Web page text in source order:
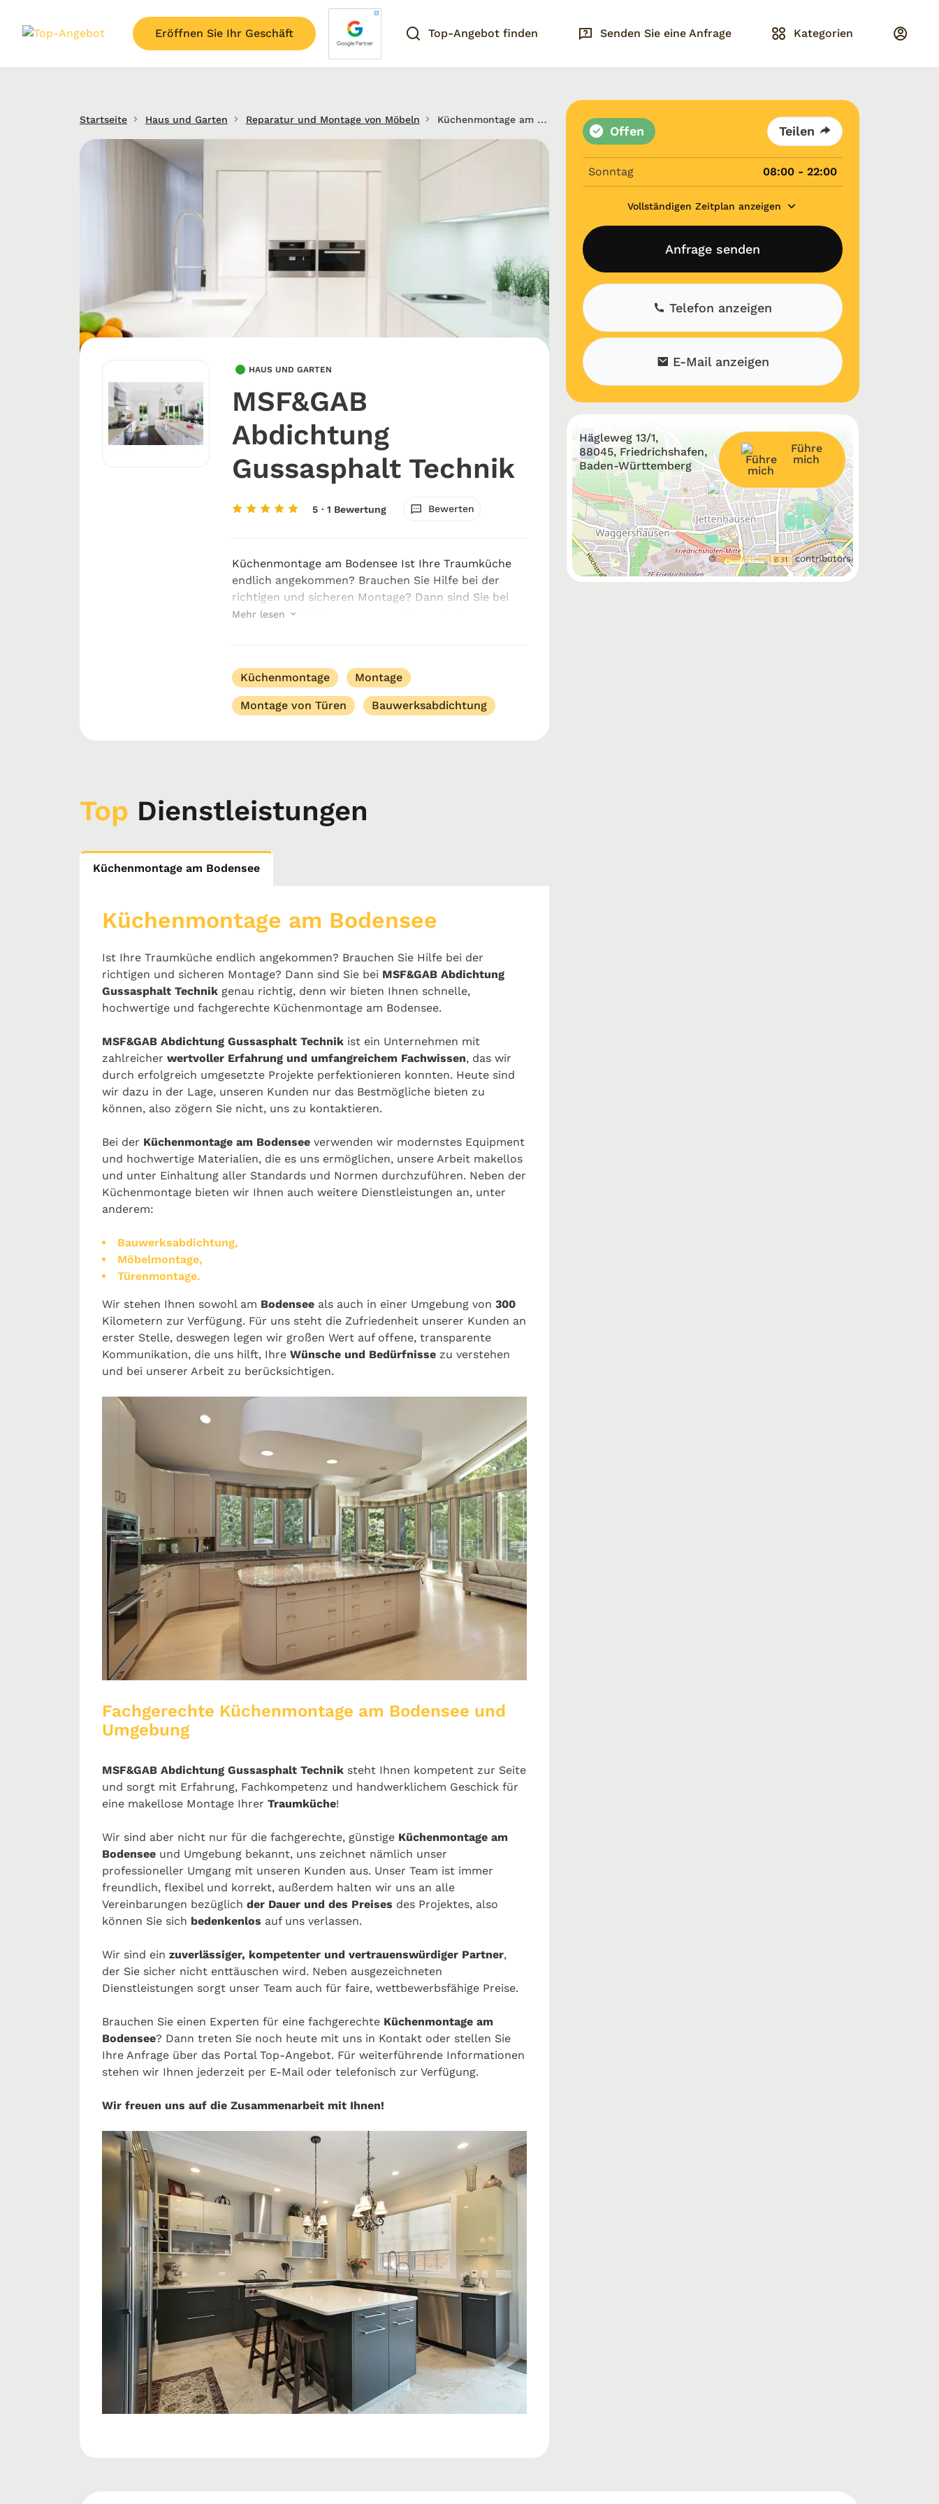
Eröffnen Sie Ihr Geschäft Top-Angebot finden Senden Sie eine Anfrage Kategorien
Startseite Haus und Garten Reparatur und Montage von Möbeln Küchenmontage am Bodensee
HAUS UND GARTEN
MSF&GAB
Abdichtung
Gussasphalt Technik
5 · 1 Bewertung Bewerten
Küchenmontage am Bodensee Ist Ihre Traumküche
endlich angekommen? Brauchen Sie Hilfe bei der
richtigen und sicheren Montage? Dann sind Sie bei
MSF&GAB Abdichtung Gussasphalt Technik genau
Mehr lesen
Küchenmontage Montage
Montage von Türen Bauwerksabdichtung
Offen Teilen
Sonntag 08:00 - 22:00
Vollständigen Zeitplan anzeigen
Anfrage senden
Telefon anzeigen
E-Mail anzeigen
+
−
©OpenStreetMapcontributors
Hägleweg 13/1,
88045, Friedrichshafen,
Baden-Württemberg
Führe
mich
Top Dienstleistungen
Küchenmontage am Bodensee
Küchenmontage am Bodensee
Ist Ihre Traumküche endlich angekommen? Brauchen Sie Hilfe bei der
richtigen und sicheren Montage? Dann sind Sie bei MSF&GAB Abdichtung
Gussasphalt Technik genau richtig, denn wir bieten Ihnen schnelle,
hochwertige und fachgerechte Küchenmontage am Bodensee.
MSF&GAB Abdichtung Gussasphalt Technik ist ein Unternehmen mit
zahlreicher wertvoller Erfahrung und umfangreichem Fachwissen, das wir
durch erfolgreich umgesetzte Projekte perfektionieren konnten. Heute sind
wir dazu in der Lage, unseren Kunden nur das Bestmögliche bieten zu
können, also zögern Sie nicht, uns zu kontaktieren.
Bei der Küchenmontage am Bodensee verwenden wir modernstes Equipment
und hochwertige Materialien, die es uns ermöglichen, unsere Arbeit makellos
und unter Einhaltung aller Standards und Normen durchzuführen. Neben der
Küchenmontage bieten wir Ihnen auch weitere Dienstleistungen an, unter
anderem:
Bauwerksabdichtung,
Möbelmontage,
Türenmontage.
Wir stehen Ihnen sowohl am Bodensee als auch in einer Umgebung von 300
Kilometern zur Verfügung. Für uns steht die Zufriedenheit unserer Kunden an
erster Stelle, deswegen legen wir großen Wert auf offene, transparente
Kommunikation, die uns hilft, Ihre Wünsche und Bedürfnisse zu verstehen
und bei unserer Arbeit zu berücksichtigen.
Fachgerechte Küchenmontage am Bodensee und
Umgebung
MSF&GAB Abdichtung Gussasphalt Technik steht Ihnen kompetent zur Seite
und sorgt mit Erfahrung, Fachkompetenz und handwerklichem Geschick für
eine makellose Montage Ihrer Traumküche!
Wir sind aber nicht nur für die fachgerechte, günstige Küchenmontage am
Bodensee und Umgebung bekannt, uns zeichnet nämlich unser
professioneller Umgang mit unseren Kunden aus. Unser Team ist immer
freundlich, flexibel und korrekt, außerdem halten wir uns an alle
Vereinbarungen bezüglich der Dauer und des Preises des Projektes, also
können Sie sich bedenkenlos auf uns verlassen.
Wir sind ein zuverlässiger, kompetenter und vertrauenswürdiger Partner,
der Sie sicher nicht enttäuschen wird. Neben ausgezeichneten
Dienstleistungen sorgt unser Team auch für faire, wettbewerbsfähige Preise.
Brauchen Sie einen Experten für eine fachgerechte Küchenmontage am
Bodensee? Dann treten Sie noch heute mit uns in Kontakt oder stellen Sie
Ihre Anfrage über das Portal Top-Angebot. Für weiterführende Informationen
stehen wir Ihnen jederzeit per E-Mail oder telefonisch zur Verfügung.
Wir freuen uns auf die Zusammenarbeit mit Ihnen!